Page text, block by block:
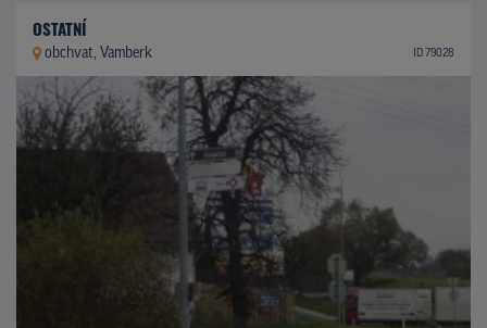
OSTATNÍ
obchvat, Vamberk ID 79028